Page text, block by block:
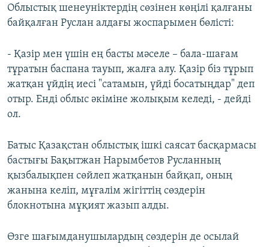
Облыстық шенеуніктердің сөзінен көңілі қалғаны
байқалған Руслан алдағы жоспарымен бөлісті:
- Қазір мен үшін ең басты мәселе – бала-шағам
тұратын баспана тауып, жалға алу. Қазір біз тұрып
жатқан үйдің иесі "сатамын, үйді босатыңдар" деп
отыр. Енді облыс әкіміне жолықым келеді, - дейді
ол.
Батыс Қазақстан облыстық ішкі саясат басқармасы
бастығы Бақытжан Нарымбетов Русланның
қызбалықпен сөйлеп жатқанын байқап, оның
жанына келіп, мұғалім жігіттің сөздерін
блокнотына мұқият жазып алды.
Өзге шағымданушылардың сөздерін де осылай